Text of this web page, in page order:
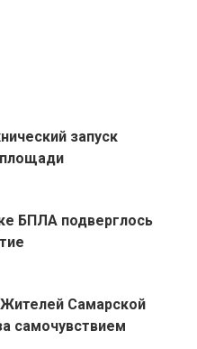
запуск
БПЛА подверглось
Самарской
самочувствием